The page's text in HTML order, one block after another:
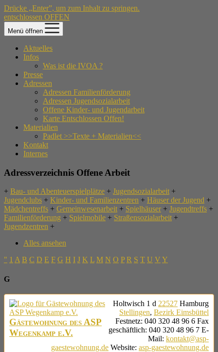
Drücke „Enter”, um zum Inhalt zu springen.
entschlossen OFFEN
Menü öffnen
Aktuelles
Infos
Was ist die IVOA ?
Presse
Adressen
Adressen Familienförderung
Adressen Jugendsozialarbeit
Offene Kinder- und Jugendarbeit
Karte Entschlossen Offen!
Materialien
Padlet >>Texte + Materialien<<
Kontakt
Internes
Adressverzeichnis Offene Arbeit
+ Bau- und Abenteuerspielplätze + Jugendsozialarbeit +
Jugendclubs + Kinder- und Familienzentren + Häuser der Jugend +
Mädchentreffs + Gemeinwesenarbeit + Spielhäuser + Jugendtreffs +
Familienförderung + Spielmobile + Straßensozialarbeit +
Jugendzentren +
Alles ansehen
" 1 A B C D E F G H I J K L M N O P R S T U V Y
G
Gästewohnung des ASP
Wegenkamp e.V.
Holtwisch 1 d 22527 Hamburg
Stellingen, Bezirk Eimsbüttel
Festnetz: 040 320 48 96 6 Fax
geschäftlich: 040 320 48 96 7 E-
Mail: kontakt@asp-
gaestewohnung.de Website: asp-gaestewohnung.de